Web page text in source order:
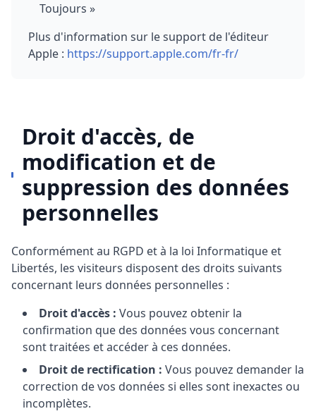
Toujours »
Plus d'information sur le support de l'éditeur
Apple : https://support.apple.com/fr-fr/
Droit d'accès, de
modification et de
suppression des données
personnelles
Conformément au RGPD et à la loi Informatique et
Libertés, les visiteurs disposent des droits suivants
concernant leurs données personnelles :
Droit d'accès : Vous pouvez obtenir la
confirmation que des données vous concernant
sont traitées et accéder à ces données.
Droit de rectification : Vous pouvez demander la
correction de vos données si elles sont inexactes ou
incomplètes.